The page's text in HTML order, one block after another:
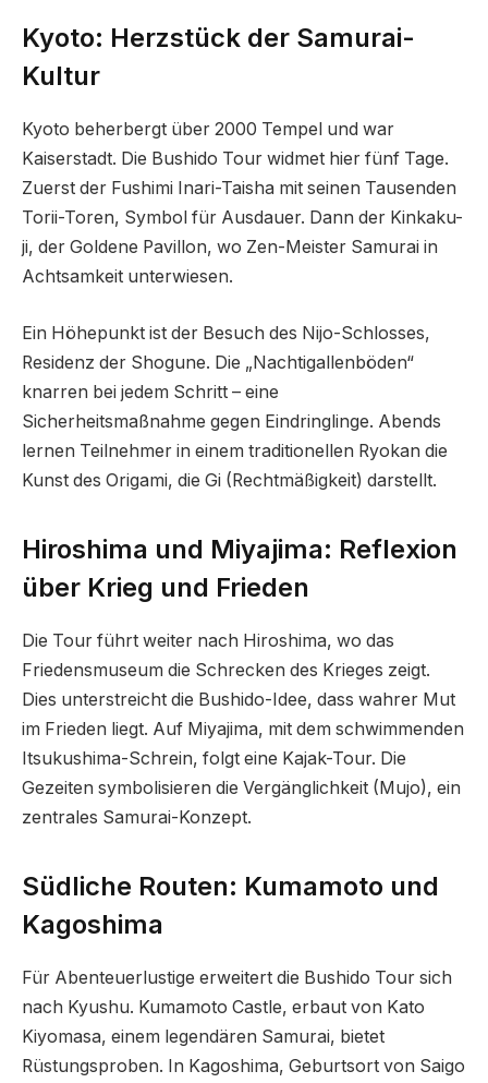
Kyoto: Herzstück der Samurai-
Kultur
Kyoto beherbergt über 2000 Tempel und war
Kaiserstadt. Die Bushido Tour widmet hier fünf Tage.
Zuerst der Fushimi Inari-Taisha mit seinen Tausenden
Torii-Toren, Symbol für Ausdauer. Dann der Kinkaku-
ji, der Goldene Pavillon, wo Zen-Meister Samurai in
Achtsamkeit unterwiesen.
Ein Höhepunkt ist der Besuch des Nijo-Schlosses,
Residenz der Shogune. Die „Nachtigallenböden“
knarren bei jedem Schritt – eine
Sicherheitsmaßnahme gegen Eindringlinge. Abends
lernen Teilnehmer in einem traditionellen Ryokan die
Kunst des Origami, die Gi (Rechtmäßigkeit) darstellt.
Hiroshima und Miyajima: Reflexion
über Krieg und Frieden
Die Tour führt weiter nach Hiroshima, wo das
Friedensmuseum die Schrecken des Krieges zeigt.
Dies unterstreicht die Bushido-Idee, dass wahrer Mut
im Frieden liegt. Auf Miyajima, mit dem schwimmenden
Itsukushima-Schrein, folgt eine Kajak-Tour. Die
Gezeiten symbolisieren die Vergänglichkeit (Mujo), ein
zentrales Samurai-Konzept.
Südliche Routen: Kumamoto und
Kagoshima
Für Abenteuerlustige erweitert die Bushido Tour sich
nach Kyushu. Kumamoto Castle, erbaut von Kato
Kiyomasa, einem legendären Samurai, bietet
Rüstungsproben. In Kagoshima, Geburtsort von Saigo